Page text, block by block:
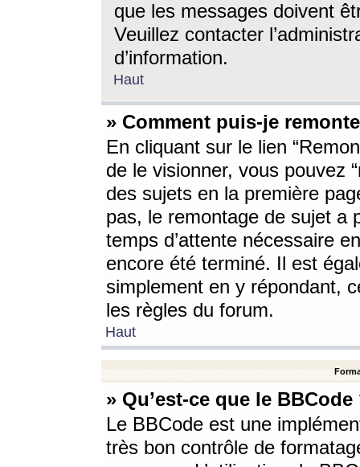
que les messages doivent
Veuillez contacter
d’information.
Haut
» Comment puis-je
En cliquant sur le lien
de le visionner, vous pouvez
des sujets en la première
pas, le remontage de sujet a
temps d’attente nécessaire
encore été terminé. Il est
simplement en y répondant,
les règles du forum.
Haut
» Qu’est-ce que le BBCode
Le BBCode est une
très bon contrôle de